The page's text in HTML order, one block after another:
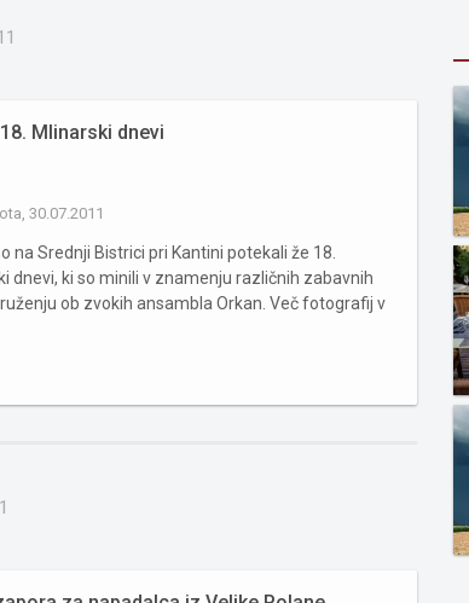
18. Mlinarski dnevi
30.07.2011
na Srednji Bistrici pri Kantini potekali že 18.
dnevi, ki so minili v znamenju različnih zabavnih
ob zvokih ansambla Orkan. Več fotografij v